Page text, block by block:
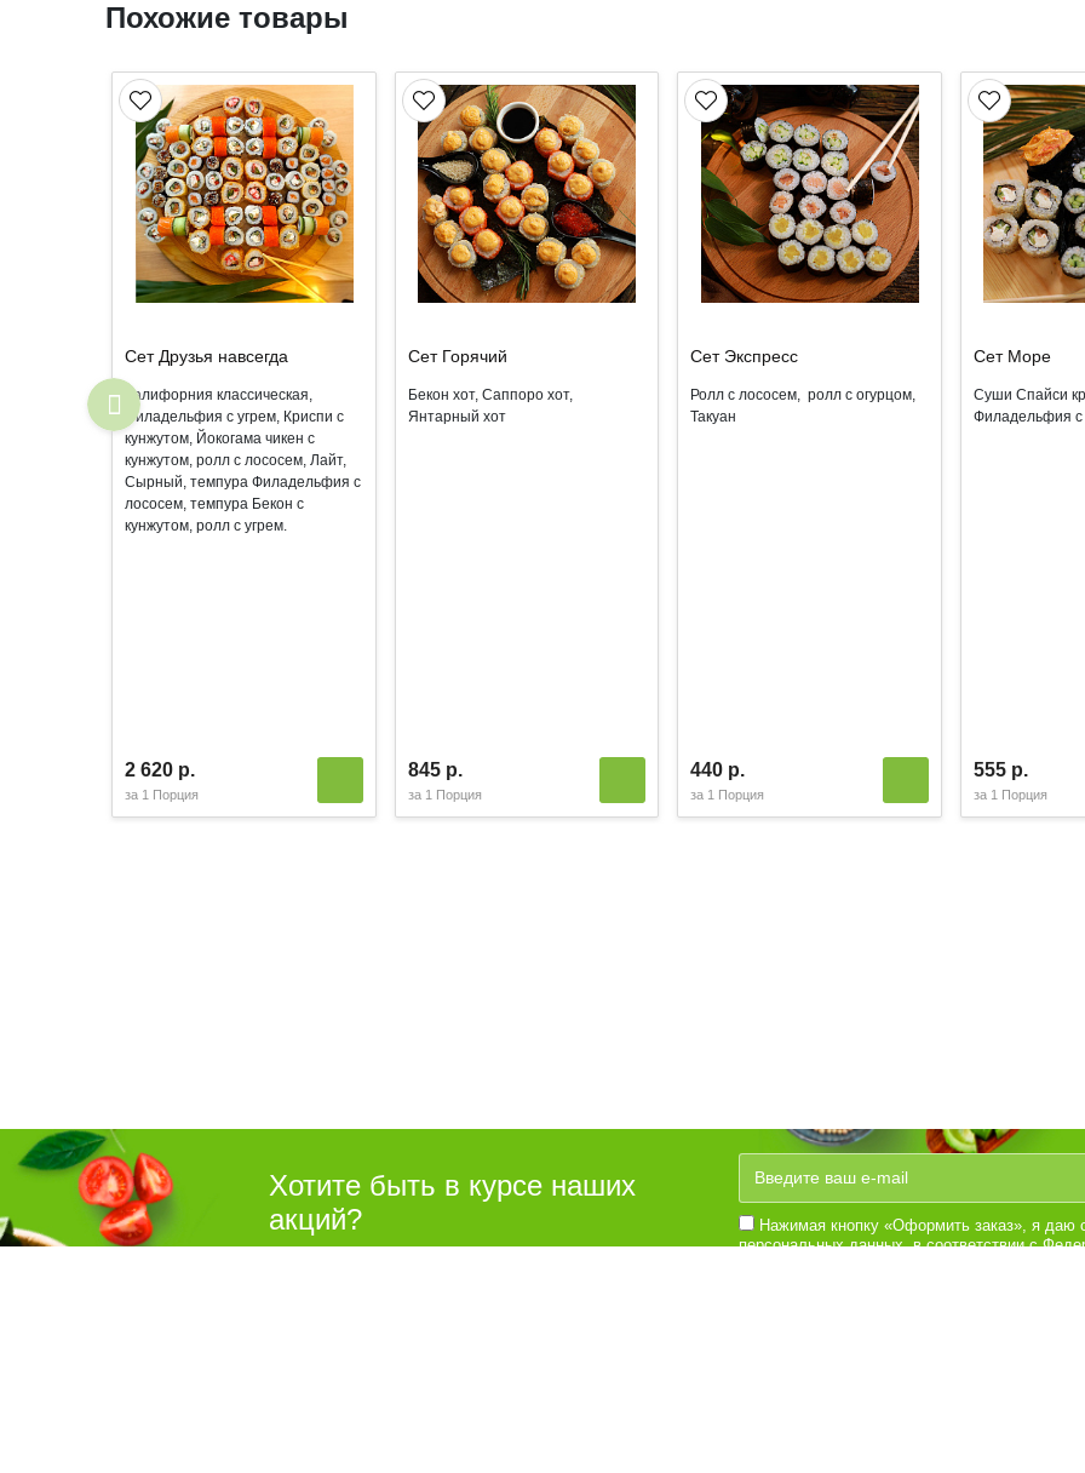
Похожие товары
Сет Друзья навсегда
Калифорния классическая,
Филадельфия с угрем, Криспи с
кунжутом, Йокогама чикен с
кунжутом, ролл с лососем, Лайт,
Сырный, темпура Филадельфия с
лососем, темпура Бекон с
кунжутом, ролл с угрем.
2 620 р.
за 1 Порция
Сет Горячий
Бекон хот, Саппоро хот,
Янтарный хот
845 р.
за 1 Порция
Сет Экспресс
Ролл с лососем, ролл с огурцом,
Такуан
440 р.
за 1 Порция
Сет Море
Суши Спайси
Филадельфия с
555 р.
за 1 Порция
Хотите быть в курсе наших
акций?
Нажимая кнопку «Оформить заказ», я даю
персональных данных, в соответствии с